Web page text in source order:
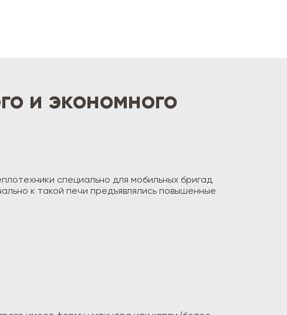
и экономного
специально для мобильных бригад
к такой печи предъявлялись повышенные